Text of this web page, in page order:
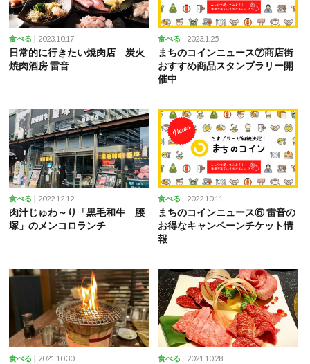
食べる 2023.10.17
日常的に行きたい焼肉店 炭火
焼肉酒房 雷音
食べる 2023.1.25
まちのコインニュース⑦商店街
おすすめ商品スタンプラリー開
催中
食べる 2022.12.12
肉汁じゅわ～り「黒毛和牛 腰
塚」のメンコロランチ
食べる 2022.10.11
まちのコインニュース⑥ 雷音の
お得なキャンペーンチケット情
報
食べる 2021.10.30 食べる 2021.10.28